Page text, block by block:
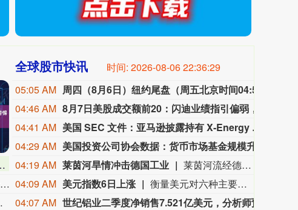
全球股市快讯 时间: 2026-08-06 22:36:30
05:05 AM
04:46 AM
04:41 AM
美国 SEC 文件：亚马逊披露持有 X‑Energy 公司 6580 万股 A 类股份。
04:29 AM
04:19 AM 莱茵河旱情冲击德国工业
莱茵河流经德国工业核心地带，承载着德国约80%的内河航运量。受高温干旱影响，近期莱茵河水位持续走低。德国联邦水路与航运管理局数据显示，6日，莱茵河咽喉要道——考布河段通航水深已打破2018年创下的历史最低纪录。同一天，德国交通部长斯特芬·比尔格召集企业高管、航运公司及港口负责人磋商对策。他表示，短期将研究保障运输的方案，长期则包括疏浚航道、改善航运条件等。德国商业银行等机构也警告，若水位继续下降，德国内河航运成本可能继续升高，供应链中断和工业减产风险将进一步上升。（央视新闻）
04:09 AM 美元指数6日上涨
衡量美元对六种主要货币的美元指数当天上涨0.25%，在汇市尾市收于99.930。截至纽约汇市尾市，1欧元兑换1.1524美元，低于前一交易日的1.1553美元；1英镑兑换1.3457美元，低于前一交易日的1.3469美元。1美元兑换158.33日元，高于前一交易日的157.67日元；1美元兑换0.8122瑞士法郎，高于前一交易日的0.8069瑞士法郎；1美元兑换1.4014加元，高于前一交易日的1.4008加元；1美元兑换9.5068瑞典克朗，高于前一交易日的9.4832瑞典克朗。
04:07 AM